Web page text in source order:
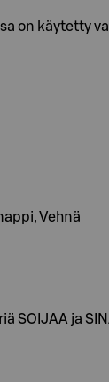
on käytetty
Vehnä
SOIJAA ja